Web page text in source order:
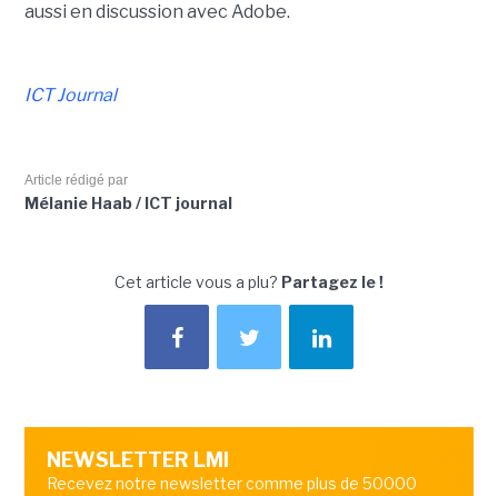
aussi en discussion avec Adobe.
ICT Journal
Article rédigé par
Mélanie Haab / ICT journal
Cet article vous a plu? Partagez le !
NEWSLETTER LMI
Recevez notre newsletter comme plus de 50000